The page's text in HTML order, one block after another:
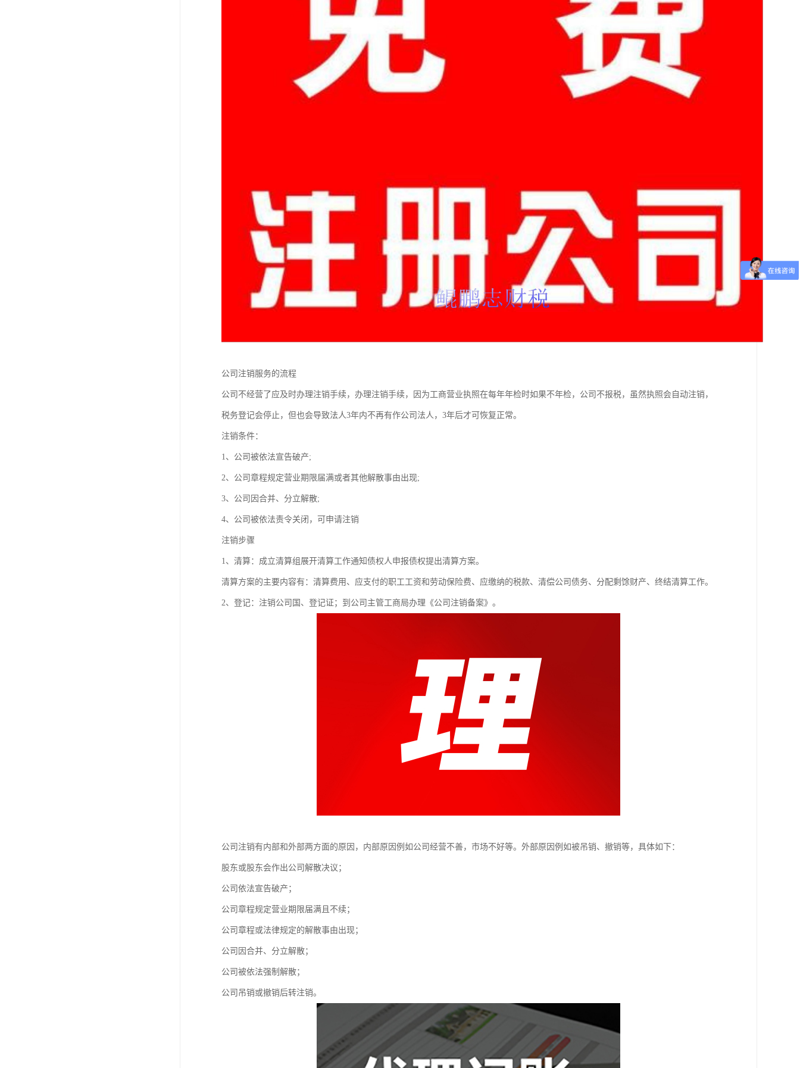
公司注销服务的流程
公司不经营了应及时办理注销手续，办理注销手续，因为工商营业执照在每年年检时如果不年检，公司不报税，虽然执照会自动注销，
税务登记会停止，但也会导致法人3年内不再有作公司法人，3年后才可恢复正常。
注销条件：
1、公司被依法宣告破产;
2、公司章程规定营业期限届满或者其他解散事由出现;
3、公司因合并、分立解散;
4、公司被依法责令关闭，可申请注销
注销步骤
1、清算：成立清算组展开清算工作通知债权人申报债权提出清算方案。
清算方案的主要内容有：清算费用、应支付的职工工资和劳动保险费、应缴纳的税款、清偿公司债务、分配剩馀财产、终结清算工作。
2、登记：注销公司国、登记证；到公司主管工商局办理《公司注销备案》。
公司注销有内部和外部两方面的原因，内部原因例如公司经营不善，市场不好等。外部原因例如被吊销、撤销等，具体如下：
股东或股东会作出公司解散决议；
公司依法宣告破产；
公司章程规定营业期限届满且不续；
公司章程或法律规定的解散事由出现；
公司因合并、分立解散；
公司被依法强制解散；
公司吊销或撤销后转注销。